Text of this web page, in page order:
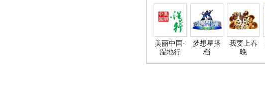
美丽中国·
湿地行
梦想星搭
档
我要上春
晚